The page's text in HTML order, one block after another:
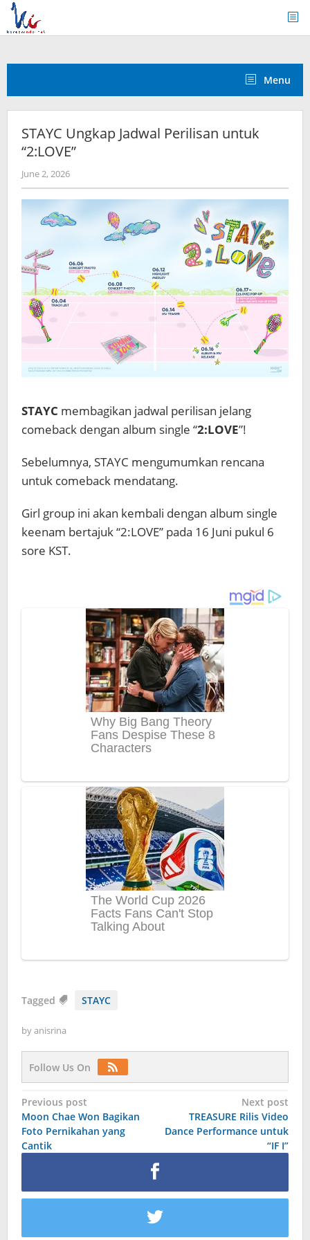
Skip
content
Menu
STAYC Ungkap Jadwal Perilisan untuk
“2:LOVE”
June 2, 2026by
anisrina
STAYC membagikan jadwal perilisan jelang
comeback dengan album single “2:LOVE”!
Sebelumnya, STAYC mengumumkan rencana
untuk comeback mendatang.
Girl group ini akan kembali dengan album single
keenam bertajuk “2:LOVE” pada 16 Juni pukul 6
sore KST.
Tagged STAYC
byanisrina
Follow Us On
Post
navigation
Previous post
Moon Chae Won Bagikan
Foto Pernikahan yang
Cantik
Next post
TREASURE Rilis Video
Dance Performance untuk
“IF I”